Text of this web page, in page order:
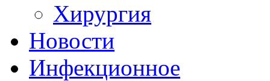
Хирургия
Новости
Инфекционное